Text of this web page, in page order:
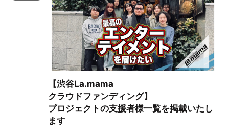
【渋谷La.mama
クラウドファンディング】
プロジェクトの支援者様一覧を掲載いたし
ます